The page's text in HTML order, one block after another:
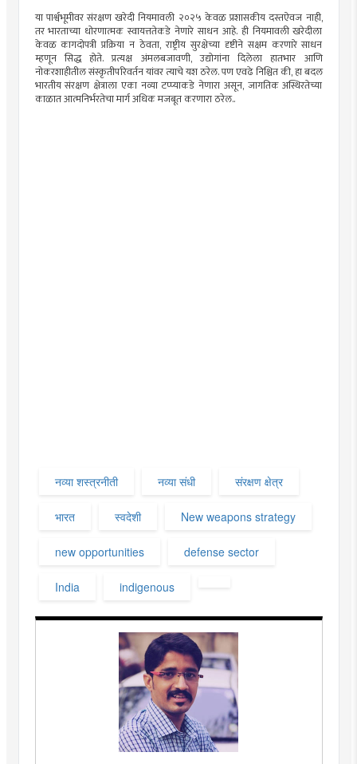
या पार्श्वभूमीवर संरक्षण खरेदी नियमावली २०२५ केवळ प्रशासकीय दस्तऐवज नाही,
तर भारताच्या धोरणात्मक स्वायत्ततेकडे नेणारे साधन आहे. ही नियमावली खरेदीला
केवळ कागदोपत्री प्रक्रिया न ठेवता, राष्ट्रीय सुरक्षेच्या दृष्टीने सक्षम करणारे साधन
म्हणून सिद्ध होते. प्रत्यक्ष अंमलबजावणी, उद्योगांना दिलेला हातभार आणि
नोकरशाहीतील संस्कृतीपरिवर्तन यांवर त्याचे यश ठरेल. पण एवढे निश्चित की, हा बदल
भारतीय संरक्षण क्षेत्राला एका नव्या टप्प्याकडे नेणारा असून, जागतिक अस्थिरतेच्या
काळात आत्मनिर्भरतेचा मार्ग अधिक मजबूत करणारा ठरेल..
नव्या शस्त्रनीती नव्या संधी संरक्षण क्षेत्र
भारत स्वदेशी New weapons strategy
new opportunities defense sector
India indigenous